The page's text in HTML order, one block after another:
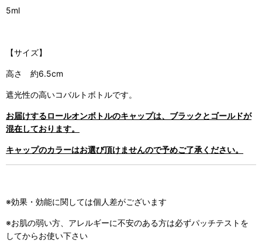
5ml
【サイズ】
高さ 約6.5cm
遮光性の高いコバルトボトルです。
お届けするロールオンボトルのキャップは、ブラックとゴールドが
混在しております。
キャップのカラーはお選び頂けませんので予めご了承ください。
※効果・効能に関しては個人差がございます
※お肌の弱い方、アレルギーに不安のある方は必ずパッチテストを
してからお使い下さい